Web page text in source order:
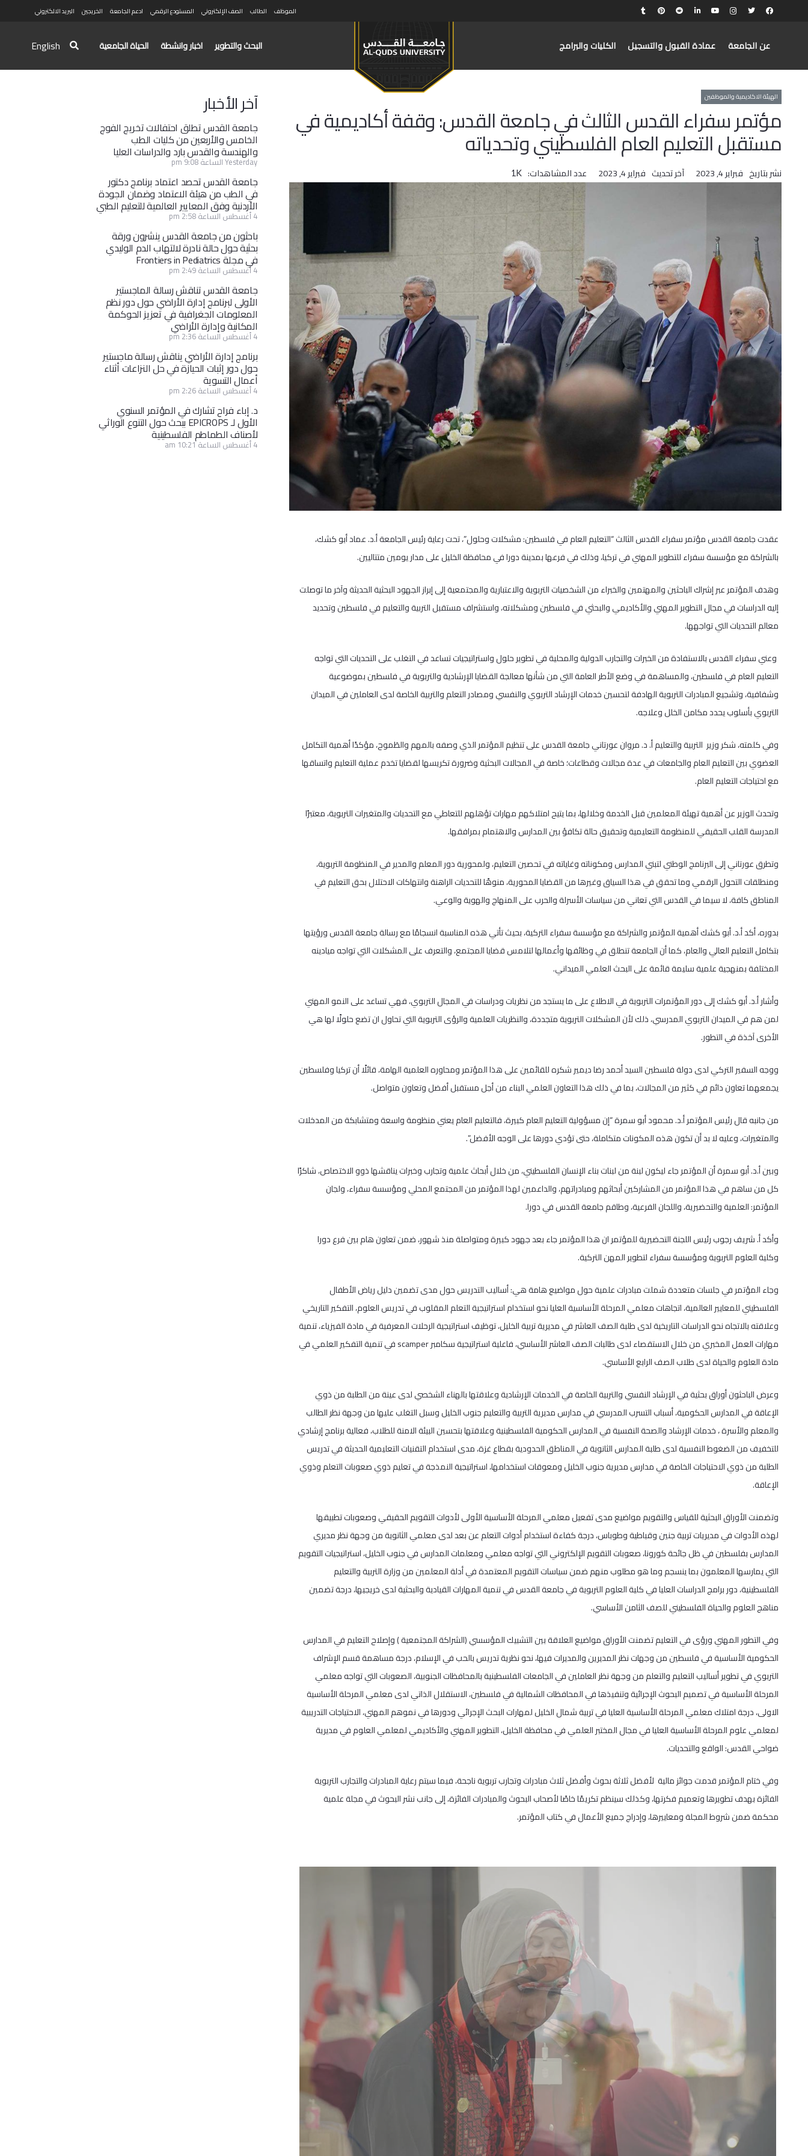
الموظف الطالب الصف الإلكتروني المستودع الرقمي ادعم الجامعة الخريجين البريد الالكتروني
عن الجامعة عمادة القبول والتسجيل الكليات والبرامج البحث والتطوير اخبار وانشطة الحياة الجامعية English
الهيئة الاكاديمية والموظفين
مؤتمر سفراء القدس الثالث في جامعة القدس: وقفة أكاديمية في
مستقبل التعليم العام الفلسطيني وتحدياته
نشر بتاريخ فبراير 4, 2023 آخر تحديث فبراير 4, 2023 عدد المشاهدات: 1K
عقدت جامعة القدس مؤتمر سفراء القدس الثالث “التعليم العام في فلسطين: مشكلات وحلول”، تحت رعاية رئيس الجامعة أ.د. عماد أبو كشك،
بالشراكة مع مؤسسة سفراء للتطوير المهني في تركيا، وذلك في فرعها بمدينة دورا في محافظة الخليل على مدار يومين متتاليين.
وهدف المؤتمر عبر إشراك الباحثين والمهتمين والخبراء من الشخصيات التربوية والاعتبارية والمجتمعية إلى إبراز الجهود البحثية الحديثة وآخر ما توصلت
إليه الدراسات في مجال التطوير المهني والأكاديمي والبحثي في فلسطين ومشكلاته، واستشراف مستقبل التربية والتعليم في فلسطين وتحديد
معالم التحديات التي تواجهها.
وعني سفراء القدس بالاستفادة من الخبرات والتجارب الدولية والمحلية في تطوير حلول واستراتيجيات تساعد في التغلب على التحديات التي تواجه
التعليم العام في فلسطين، والمساهمة في وضع الأطر العامة التي من شأنها معالجة القضايا الإرشادية والتربوية في فلسطين بموضوعية
وشفافية، وتشجيع المبادرات التربوية الهادفة لتحسين خدمات الإرشاد التربوي والنفسي ومصادر التعلم والتربية الخاصة لدى العاملين في الميدان
التربوي بأسلوب يحدد مكامن الخلل وعلاجه.
وفي كلمته، شكر وزير التربية والتعليم أ. د. مروان عورتاني جامعة القدس على تنظيم المؤتمر الذي وصفه بالمهم والطَموح، مؤكدًا أهمية التكامل
العضوي بين التعليم العام والجامعات في عدة مجالات وقطاعات؛ خاصة في المجالات البحثية وضرورة تكريسها لقضايا تخدم عملية التعليم واتساقها
مع احتياجات التعليم العام.
وتحدث الوزير عن أهمية تهيئة المعلمين قبل الخدمة وخلالها، بما يتيح امتلاكهم مهارات تؤهلهم للتعاطي مع التحديات والمتغيرات التربوية، معتبرًا
المدرسة القلب الحقيقي للمنظومة التعليمية وتحقيق حالة تكافؤ بين المدارس والاهتمام بمرافقها.
وتطرق عورتاني إلى البرنامج الوطني لتبني المدارس ومكوناته وغاياته في تحصين التعليم، ولمحورية دور المعلم والمدير في المنظومة التربوية،
ومنطلقات التحول الرقمي وما تحقق في هذا السياق وغيرها من القضايا المحورية، منوهًا للتحديات الراهنة وانتهاكات الاحتلال بحق التعليم في
المناطق كافة، لا سيما في القدس التي تعاني من سياسات الأسرلة والحرب على المنهاج والهوية والوعي.
بدوره، أكد أ.د. أبو كشك أهمية المؤتمر والشراكة مع مؤسسة سفراء التركية، بحيث تأتي هذه المناسبة انسجامًا مع رسالة جامعة القدس ورؤيتها
بتكامل التعليم العالي والعام، كما أن الجامعة تنطلق في وظائفها وأعمالها لتلامس قضايا المجتمع، والتعرف على المشكلات التي تواجه ميادينه
المختلفة بمنهجية علمية سليمة قائمة على البحث العلمي الميداني.
وأشار أ.د. أبو كشك إلى دور المؤتمرات التربوية في الاطلاع على ما يستجد من نظريات ودراسات في المجال التربوي، فهي تساعد على النمو المهني
لمن هم في الميدان التربوي المدرسي، ذلك لأن المشكلات التربوية متجددة، والنظريات العلمية والرؤى التربوية التي تحاول ان تضع حلولًا لها هي
الأخرى آخذة في التطور.
ووجه السفير التركي لدى دولة فلسطين السيد أحمد رضا ديمير شكره للقائمين على هذا المؤتمر ومحاوره العلمية الهامة، قائلًا أن تركيا وفلسطين
يجمعهما تعاون دائم في كثير من المجالات، بما في ذلك هذا التعاون العلمي البناء من أجل مستقبل أفضل وتعاون متواصل.
من جانبه قال رئيس المؤتمر أ.د. محمود أبو سمرة “إن مسؤولية التعليم العام كبيرة، فالتعليم العام يعني منظومة واسعة ومتشابكة من المدخلات
والمتغيرات، وعليه لا بد أن تكون هذه المكونات متكاملة، حتى تؤدي دورها على الوجه الأفضل”.
وبين أ.د. أبو سمرة أن المؤتمر جاء ليكون لبنة من لبنات بناء الإنسان الفلسطيني، من خلال أبحاث علمية وتجارب وخبرات يناقشها ذوو الاختصاص، شاكرًا
كل من ساهم في هذا المؤتمر من المشاركين أبحاثهم ومبادراتهم، والداعمين لهذا المؤتمر من المجتمع المحلي ومؤسسة سفراء، ولجان
المؤتمر: العلمية والتحضيرية، واللجان الفرعية، وطاقم جامعة القدس في دورا.
وأكد أ. شريف رجوب رئيس اللجنة التحضيرية للمؤتمر ان هذا المؤتمر جاء بعد جهود كبيرة ومتواصلة منذ شهور، ضمن تعاون هام بين فرع دورا
وكلية العلوم التربوية ومؤسسة سفراء لتطوير المهن التركية.
وجاء المؤتمر في جلسات متعددة شملت مبادرات علمية حول مواضيع هامة هي: أساليب التدريس حول مدى تضمين دليل رياض الأطفال
الفلسطيني للمعايير العالمية، اتجاهات معلمي المرحلة الأساسية العليا نحو استخدام استراتيجية التعلم المقلوب في تدريس العلوم، التفكير التاريخي
وعلاقته بالاتجاه نحو الدراسات التاريخية لدى طلبة الصف العاشر في مديرية تربية الخليل، توظيف استراتيجية الرحلات المعرفية في مادة الفيزياء، تنمية
مهارات العمل المخبري من خلال الاستقصاء لدى طالبات الصف العاشر الأساسي، فاعلية استراتيجية سكامبر scamper في تنمية التفكير العلمي في
مادة العلوم والحياة لدى طلاب الصف الرابع الأساسي.
وعرض الباحثون أوراق بحثية في الإرشاد النفسي والتربية الخاصة في الخدمات الإرشادية وعلاقتها بالهناء الشخصي لدى عينة من الطلبة من ذوي
الإعاقة في المدارس الحكومية، أسباب التسرب المدرسي في مدارس مديرية التربية والتعليم جنوب الخليل وسبل التغلب عليها من وجهة نظر الطالب
والمعلم والأسرة ، خدمات الإرشاد والصحة النفسية في المدارس الحكومية الفلسطينية وعلاقتها بتحسين البيئة الامنة للطلاب، فعالية برنامج إرشادي
للتخفيف من الضغوط النفسية لدى طلبة المدارس الثانوية في المناطق الحدودية بقطاع غزة، مدى استخدام التقنيات التعليمية الحديثة في تدريس
الطلبة من ذوي الاحتياجات الخاصة في مدارس مديرية جنوب الخليل ومعوقات استخدامها، استراتيجية النمذجة في تعليم ذوي صعوبات التعلم وذوي
الإعاقة.
وتضمنت الأوراق البحثية للقياس والتقويم مواضيع مدى تفعيل معلمي المرحلة الأساسية الأولى لأدوات التقويم الحقيقي وصعوبات تطبيقها
لهذه الأدوات في مديريات تربية جنين وقباطية وطوباس، درجة كفاءة استخدام أدوات التعلم عن بعد لدى معلمي الثانوية من وجهة نظر مديري
المدارس بفلسطين في ظل جائحة كورونا، صعوبات التقويم الإلكتروني التي تواجه معلمي ومعلمات المدارس في جنوب الخليل، استراتيجيات التقويم
التي يمارسها المعلمون بما ينسجم وما هو مطلوب منهم ضمن سياسات التقويم المعتمدة في أدلة المعلمين من وزارة التربية والتعليم
الفلسطينية، دور برامج الدراسات العليا في كلية العلوم التربوية في جامعة القدس في تنمية المهارات القيادية والبحثية لدى خريجيها، درجة تضمين
مناهج العلوم والحياة الفلسطيني للصف الثامن الأساسي.
وفي التطور المهني ورؤى في التعليم تضمنت الأوراق مواضيع العلاقة بين التشبيك المؤسسي (الشراكة المجتمعية ) وإصلاح التعليم في المدارس
الحكومية الأساسية في فلسطين من وجهات نظر المديرين والمديرات فيها، نحو نظرية تدريس بالحب في الإسلام، درجة مساهمة قسم الإشراف
التربوي في تطوير أساليب التعليم والتعلم من وجهة نظر العاملين في الجامعات الفلسطينية بالمحافظات الجنوبية، الصعوبات التي تواجه معلمي
المرحلة الأساسية في تصميم البحوث الإجرائية وتنفيذها في المحافظات الشمالية في فلسطين، الاستقلال الذاتي لدى معلمي المرحلة الأساسية
الاولى، درجة امتلاك معلمي المرحلة الأساسية العليا في تربية شمال الخليل لمهارات البحث الإجرائي ودورها في نموهم المهني، الاحتياجات التدريبية
لمعلمي علوم المرحلة الأساسية العليا في مجال المختبر العلمي في محافظة الخليل، التطوير المهني والأكاديمي لمعلمي العلوم في مديرية
ضواحي القدس: الواقع والتحديات.
وفي ختام المؤتمر قدمت جوائز مالية لأفضل ثلاثة بحوث وأفضل ثلاث مبادرات وتجارب تربوية ناجحة، فيما سيتم رعاية المبادرات والتجارب التربوية
الفائزة بهدف تطويرها وتعميم فكرتها، وكذلك سينظم تكريمًا خاصًا لأصحاب البحوث والمبادرات الفائزة، إلى جانب نشر البحوث في مجلة علمية
محكمة ضمن شروط المجلة ومعاييرها، وإدراج جميع الأعمال في كتاب المؤتمر.
آخر الأخبار
جامعة القدس تطلق احتفالات تخريج الفوج
الخامس والأربعين من كليات الطب
والهندسة والقدس بارد والدراسات العليا
Yesterday الساعة 9:08 pm
جامعة القدس تحصد اعتماد برنامج دكتور
في الطب من هيئة الاعتماد وضمان الجودة
الأردنية وفق المعايير العالمية للتعليم الطبي
4 أغسطس الساعة 2:58 pm
باحثون من جامعة القدس ينشرون ورقة
بحثية حول حالة نادرة لالتهاب الدم الوليدي
في مجلة Frontiers in Pediatrics
4 أغسطس الساعة 2:49 pm
جامعة القدس تناقش رسالة الماجستير
الأولى لبرنامج إدارة الأراضي حول دور نظم
المعلومات الجغرافية في تعزيز الحوكمة
المكانية وإدارة الأراضي
4 أغسطس الساعة 2:36 pm
برنامج إدارة الأراضي يناقش رسالة ماجستير
حول دور إثبات الحيازة في حل النزاعات أثناء
أعمال التسوية
4 أغسطس الساعة 2:26 pm
د. إباء فراح تشارك في المؤتمر السنوي
الأول لـ EPICROPS ببحث حول التنوع الوراثي
لأصناف الطماطم الفلسطينية
4 أغسطس الساعة 10:21 am